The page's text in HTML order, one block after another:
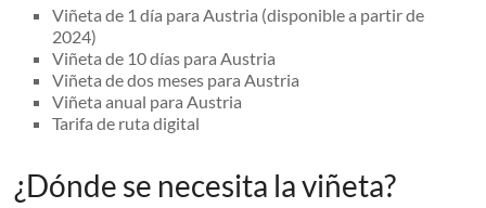
Viñeta de 1 día para Austria (disponible a partir de
2024)
Viñeta de 10 días para Austria
Viñeta de dos meses para Austria
Viñeta anual para Austria
Tarifa de ruta digital
¿Dónde se necesita la viñeta?